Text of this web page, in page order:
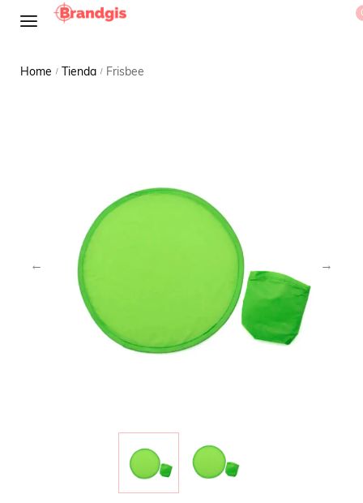
Home / Tienda / Frisbee